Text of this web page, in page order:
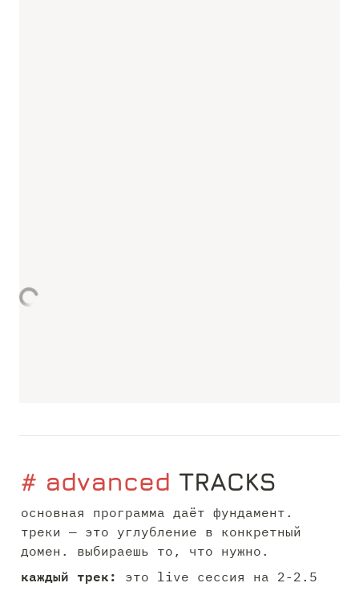
# advanced TRACKS
основная программа даёт фундамент.
треки — это углубление в конкретный
домен. выбираешь то, что нужно.
каждый трек:
это live сессия на 2-2.5